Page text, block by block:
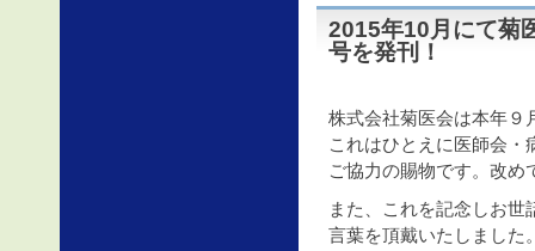
2015年10月にて菊
号を発刊！
株式会社菊医会は本年９
これはひとえに医師会・
ご協力の賜物です。改め
また、これを記念しお
言葉を頂戴いたしました